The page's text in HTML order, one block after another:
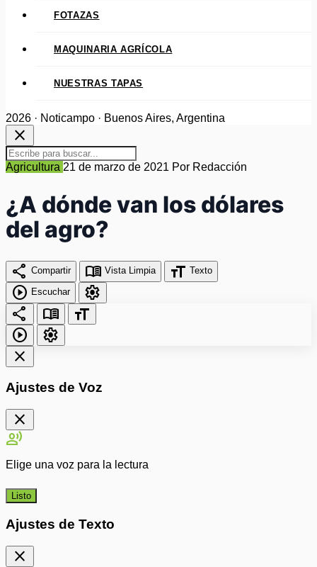
FOTAZAS
MAQUINARIA AGRÍCOLA
NUESTRAS TAPAS
2026 · Noticampo · Buenos Aires, Argentina
close
Agricultura 21 de marzo de 2021 Por Redacción
¿A dónde van los dólares
del agro?
share Compartir menu_book Vista Limpia format_size Texto
play_circle Escuchar
settings
share
menu_book
format_size
play_circle
settings
close
Ajustes de Voz
close
record_voice_over
Elige una voz para la lectura
Listo
Ajustes de Texto
close